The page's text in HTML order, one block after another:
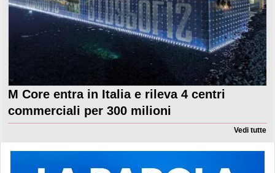
M Core entra in Italia e rileva 4 centri
commerciali per 300 milioni
Vedi tutte